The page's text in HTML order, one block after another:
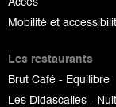
Mobilité et
Les restaurants
Brut Café - Equilibre
Les Didascalies -